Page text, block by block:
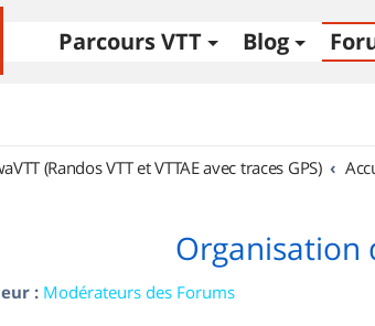
Parcours VTT Blog
(Randos VTT et VTTAE avec traces GPS)
Organisation
: Modérateurs des Forums